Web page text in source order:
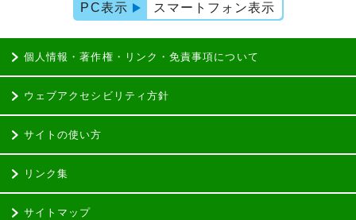
PC表示 スマートフォン表示
個人情報・著作権・リンク・免責事項について
ウェブアクセシビリティ方針
サイトの使い方
リンク集
サイトマップ